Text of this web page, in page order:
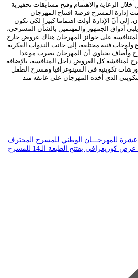
الرعاية والاهتمام وفتح مسابقات تحفيزية
إدارة المسرح فرصة افتتاح المهرجان
إلى أنّ الإدارة أولت اهتماما كبيرا لكي تكون
أذواق الجمهور والمهتمين بالشأن المسرحي،
المتنافسة على جوائز المهرجان هناك عروض خارج
فنية مختلفة، إلى جانب الندوات الفكرية
يحياوي أن المهرجان يضرب موعدا
لمناقشة كل العروض داخل المنافسة، بالإضافة
تكوينية في السينوغرافيا ومسرح الطفل
الذي أخذه المهرجان على عاتقه منذ
عشرة للمهرجـــان الوطني للمسرح المحترف
“كرسي في المهرجان” عرض كوريغرافي يفتتح الطبعة الـ14 للمسرح